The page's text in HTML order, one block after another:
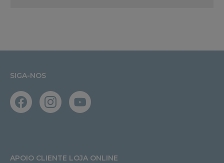
SIGA-NOS
APOIO CLIENTE LOJA ONLINE